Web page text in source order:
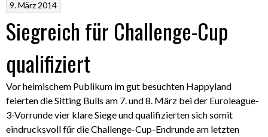
9. März 2014
Siegreich für Challenge-Cup
qualifiziert
Vor heimischem Publikum im gut besuchten Happyland
feierten die Sitting Bulls am 7. und 8. März bei der Euroleague-
3-Vorrunde vier klare Siege und qualifizierten sich somit
eindrucksvoll für die Challenge-Cup-Endrunde am letzten